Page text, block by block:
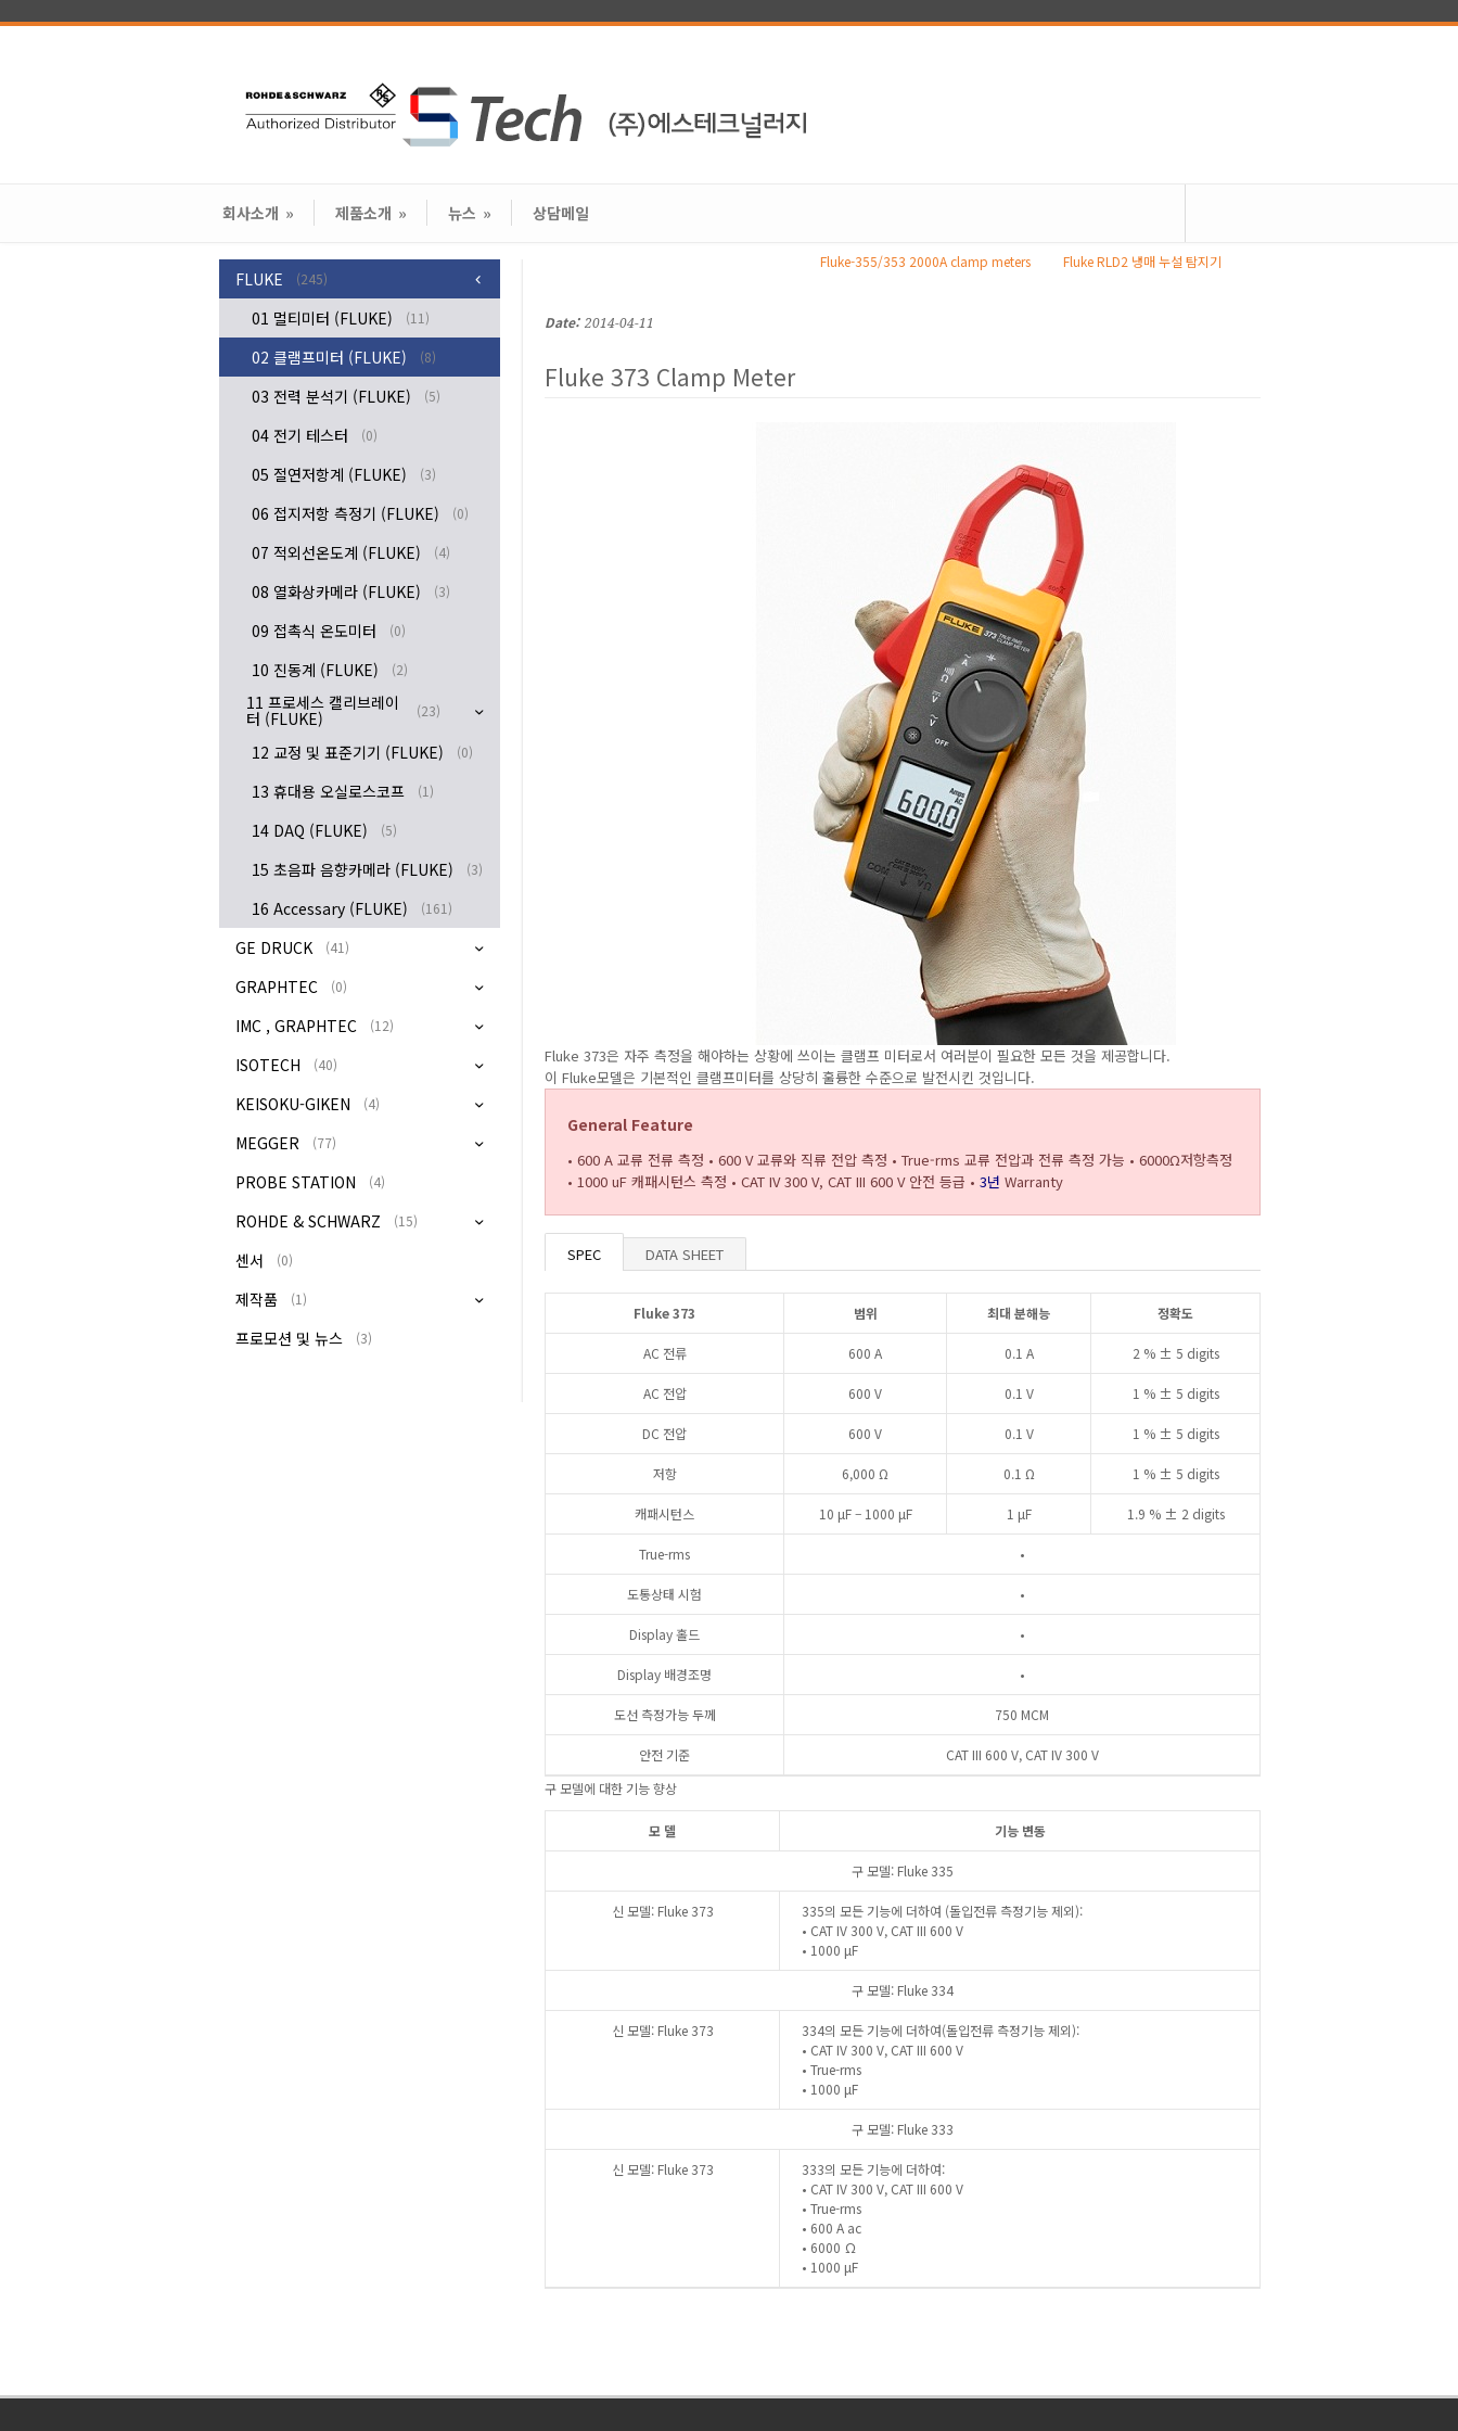
회사소개 » 제품소개 » 뉴스 » 상담메일
Fluke-355/353 2000A clamp meters Fluke RLD2 냉매 누설 탐지기
Date: 2014-04-11
Fluke 373 Clamp Meter
Fluke 373은 자주 측정을 해야하는 상황에 쓰이는 클램프 미터로서 여러분이 필요한 모든 것을 제공합니다.
이 Fluke모델은 기본적인 클램프미터를 상당히 훌륭한 수준으로 발전시킨 것입니다.
General Feature
• 600 A 교류 전류 측정 • 600 V 교류와 직류 전압 측정 • True-rms 교류 전압과 전류 측정 가능 • 6000Ω저항측정
• 1000 uF 캐패시턴스 측정 • CAT IV 300 V, CAT III 600 V 안전 등급 • 3년 Warranty
SPEC DATA SHEET
Fluke 373 범위 최대 분해능 정확도
AC 전류 600 A 0.1 A 2 % ± 5 digits
AC 전압 600 V 0.1 V 1 % ± 5 digits
DC 전압 600 V 0.1 V 1 % ± 5 digits
저항 6,000 Ω 0.1 Ω 1 % ± 5 digits
캐패시턴스 10 μF – 1000 μF 1 μF 1.9 % ± 2 digits
True-rms •
도통상태 시험 •
Display 홀드 •
Display 배경조명 •
도선 측정가능 두께 750 MCM
안전 기준
CAT III 600 V, CAT IV 300 V
구 모델에 대한 기능 향상
모 델 기능 변동
구 모델: Fluke 335
신 모델: Fluke 373
335의 모든 기능에 더하여 (돌입전류 측정기능 제외):
• CAT IV 300 V, CAT III 600 V
• 1000 μF
구 모델: Fluke 334
신 모델: Fluke 373
334의 모든 기능에 더하여(돌입전류 측정기능 제외):
• CAT IV 300 V, CAT III 600 V
• True-rms
• 1000 μF
구 모델: Fluke 333
신 모델: Fluke 373
333의 모든 기능에 더하여:
• CAT IV 300 V, CAT III 600 V
• True-rms
• 600 A ac
• 6000 Ω
• 1000 μF
FLUKE (245)
01 멀티미터 (FLUKE) (11)
02 클램프미터 (FLUKE) (8)
03 전력 분석기 (FLUKE) (5)
04 전기 테스터 (0)
05 절연저항계 (FLUKE) (3)
06 접지저항 측정기 (FLUKE) (0)
07 적외선온도계 (FLUKE) (4)
08 열화상카메라 (FLUKE) (3)
09 접촉식 온도미터 (0)
10 진동계 (FLUKE) (2)
11 프로세스 캘리브레이
터 (FLUKE) (23)
12 교정 및 표준기기 (FLUKE) (0)
13 휴대용 오실로스코프 (1)
14 DAQ (FLUKE) (5)
15 초음파 음향카메라 (FLUKE) (3)
16 Accessary (FLUKE) (161)
GE DRUCK (41)
GRAPHTEC (0)
IMC , GRAPHTEC (12)
ISOTECH (40)
KEISOKU-GIKEN (4)
MEGGER (77)
PROBE STATION (4)
ROHDE & SCHWARZ (15)
센서 (0)
제작품 (1)
프로모션 및 뉴스 (3)